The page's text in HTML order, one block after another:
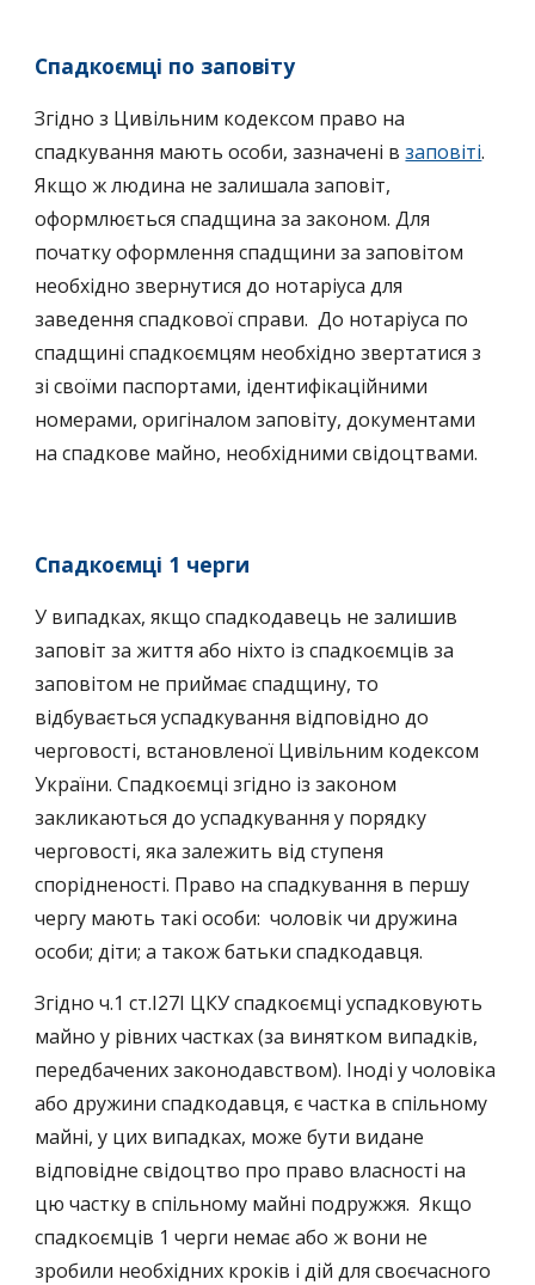
Спадкоємці по заповіту
Згідно з Цивільним кодексом право на
спадкування мають особи, зазначені взаповіті.
Якщо ж людина не залишала заповіт,
оформлюється спадщина за законом. Для
початку оформлення спадщини за заповітом
необхідно звернутися до нотаріуса для
заведення спадкової справи. До нотаріуса по
спадщині спадкоємцям необхідно звертатися з
зі своїми паспортами, ідентифікаційними
номерами, оригіналом заповіту, документами
на спадкове майно, необхідними свідоцтвами.
Спадкоємці 1 черги
У випадках, якщо спадкодавець не залишив
заповіт за життя або ніхто із спадкоємців за
заповітом не приймає спадщину, то
відбувається успадкування відповідно до
черговості, встановленої Цивільним кодексом
України. Спадкоємці згідно із законом
закликаються до успадкування у порядку
черговості, яка залежить від ступеня
спорідненості. Право на спадкування в першу
чергу мають такі особи: чоловік чи дружина
особи; діти; а також батьки спадкодавця.
Згідно ч.1 ст.I27I ЦКУ спадкоємці успадковують
майно у рівних частках (за винятком випадків,
передбачених законодавством). Іноді у чоловіка
або дружини спадкодавця, є частка в спільному
майні, у цих випадках, може бути видане
відповідне свідоцтво про право власності на
цю частку в спільному майні подружжя. Якщо
спадкоємців 1 черги немає або ж вони не
зробили необхідних кроків і дій для своєчасного